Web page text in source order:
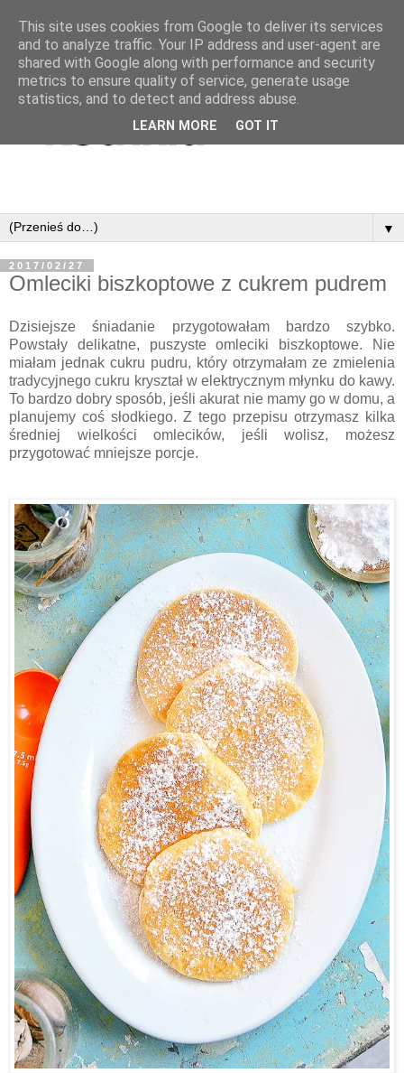
▼
2017/02/27
Omleciki biszkoptowe z cukrem pudrem
Dzisiejsze śniadanie przygotowałam bardzo szybko.
Powstały delikatne, puszyste omleciki biszkoptowe. Nie
miałam jednak cukru pudru, który otrzymałam ze zmielenia
tradycyjnego cukru kryształ w elektrycznym młynku do kawy.
To bardzo dobry sposób, jeśli akurat nie mamy go w domu, a
planujemy coś słodkiego. Z tego przepisu otrzymasz kilka
średniej wielkości omlecików, jeśli wolisz, możesz
przygotować mniejsze porcje.
This site uses cookies from Google to deliver its services
and to analyze traffic. Your IP address and user-agent are
shared with Google along with performance and security
metrics to ensure quality of service, generate usage
statistics, and to detect and address abuse.
LEARN MORE GOT IT